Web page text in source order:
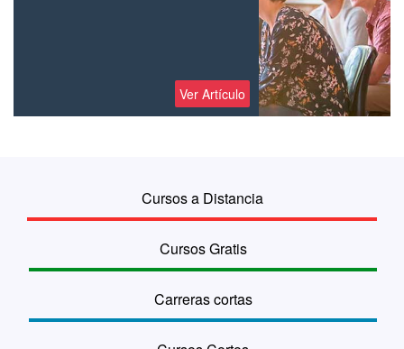
Ver Artículo
Cursos a Distancia
Cursos Gratis
Carreras cortas